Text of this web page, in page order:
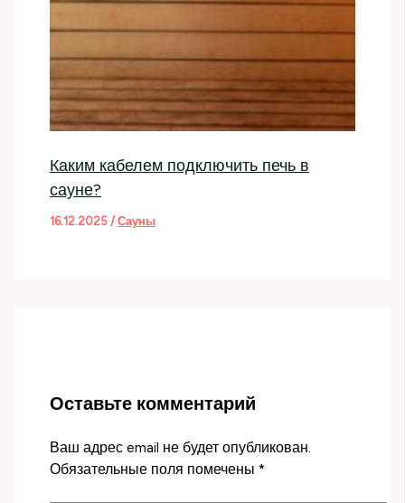
Каким кабелем подключить печь в
сауне?
16.12.2025/Сауны
Оставьте комментарий
Ваш адрес email не будет опубликован.
Обязательные поля помечены*